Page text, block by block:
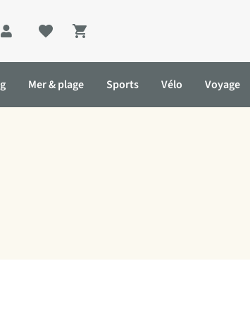
Shopping cart
Mer & plage Sports Vélo Voyage